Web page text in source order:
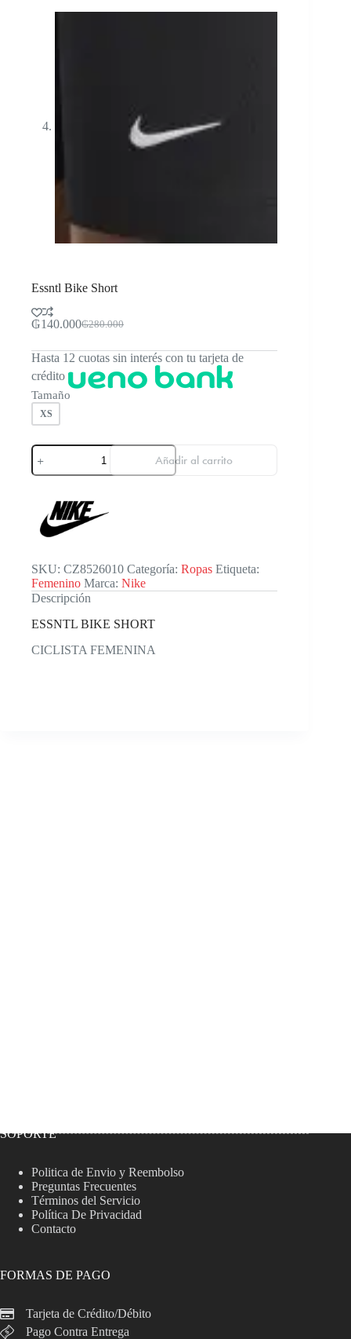
Essntl Bike Short
₲280.000
El
original
era:
₲280.000.
₲140.000El
actual
es:
₲140.000.
Hasta 12 cuotas sin interés con tu tarjeta de
crédito
Tamaño
XS
Essntl
Bike
Short
Añadir al carrito
SKU: CZ8526010 Categoría: Ropas Etiqueta:
Femenino Marca: Nike
Descripción
ESSNTL BIKE SHORT
CICLISTA FEMENINA
SOPORTE
Politica de Envio y Reembolso
Preguntas Frecuentes
Términos del Servicio
Política De Privacidad
Contacto
FORMAS DE PAGO
Tarjeta de Crédito/Débito
Pago Contra Entrega